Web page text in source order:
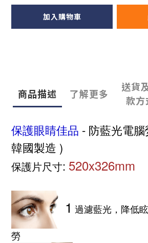
加入購物車
商品描述 了解更多
送貨
款方
保護眼睛佳品 - 防藍光電
韓國製造 )
保護片尺寸: 520x326mm
1 過濾藍光，降低
勞